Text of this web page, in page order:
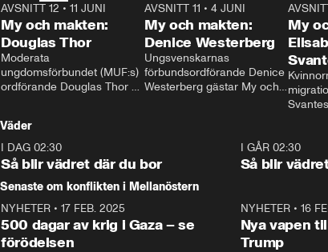
26:27
AVSNITT 12 • 11 JUNI
My och makten:
Douglas Thor
Moderata
ungdomsförbundet (MUF:s)
ordförande Douglas Thor
tonårsutvisningarna och hur
Moderaterna ska locka
väljare till valet i höst.
23:40
AVSNITT 11 •4 JUNI
My och makten:
Denice Westerberg
Ungsvenskarnas
förbundsordförande Denice
Westerberg gästar My och
My
Väder
I DAG 02:30
Så blir vädret där du bor
I GÅR 02:30
Så blir
Senaste om konflikten i Mellanöstern
NYHETER • 17 FEB. 2025
500 dagar av krig i Gaza – se
förödelsen
NYHETER• 16
Nya vapen
Trump